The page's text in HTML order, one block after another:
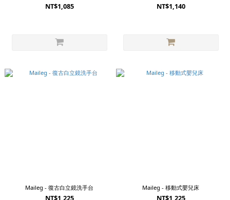
NT$1,085 NT$1,140
Maileg - 復古白立鏡洗手台
NT$1,225
Maileg - 移動式嬰兒床
NT$1,225